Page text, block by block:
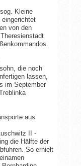
Kleine
eingerichtet
von den
die noch
lassen,
im September
aus
II -
die Hälfte der
So erhielt